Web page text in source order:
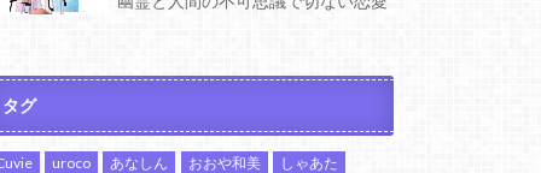
タグ
uroco あなしん おおや和美
しゃあた